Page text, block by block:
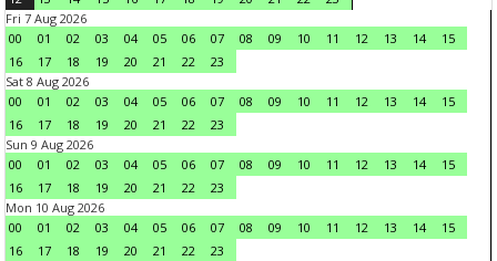
Fri 7 Aug 2026
00
01 02 03 04 05 06 07 08 09 10 11 12 13 14
15
16
17 18 19 20 21 22
23
Sat 8 Aug 2026
00
01 02 03 04 05 06 07 08 09 10 11 12 13 14
15
16
17 18 19 20 21 22
23
Sun 9 Aug 2026
00
01 02 03 04 05 06 07 08 09 10 11 12 13 14
15
16
17 18 19 20 21 22
23
Mon 10 Aug 2026
00
01 02 03 04 05 06 07 08 09 10 11 12 13 14
15
16
17 18 19 20 21 22
23